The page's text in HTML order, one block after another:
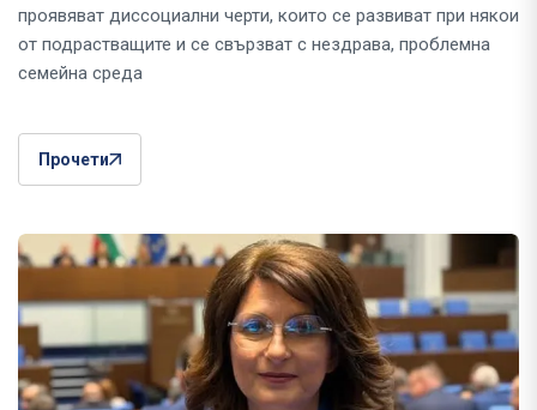
проявяват диссоциални черти, които се развиват при някои
от подрастващите и се свързват с нездрава, проблемна
семейна среда
Прочети